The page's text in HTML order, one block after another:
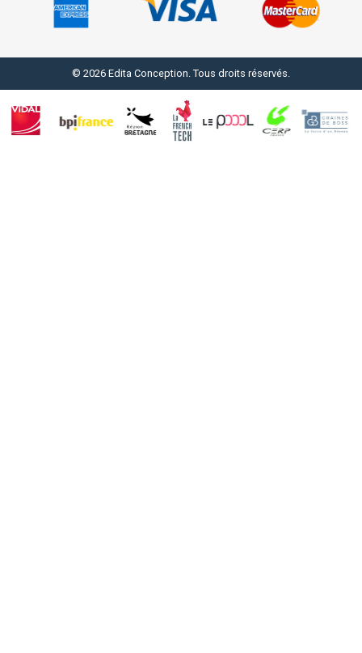
© 2026 Edita Conception. Tous droits réservés.